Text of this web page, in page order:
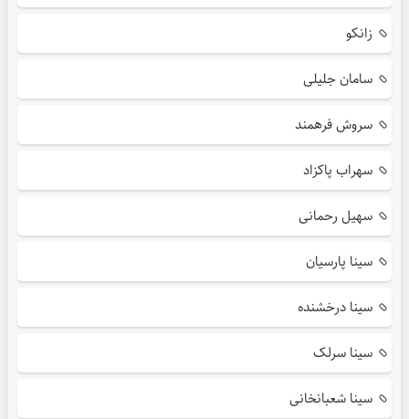
زانکو
سامان جلیلی
سروش فرهمند
سهراب پاکزاد
سهیل رحمانی
سینا پارسیان
سینا درخشنده
سینا سرلک
سینا شعبانخانی